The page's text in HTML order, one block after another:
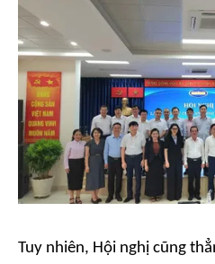
Tuy nhiên, Hội nghị cũng